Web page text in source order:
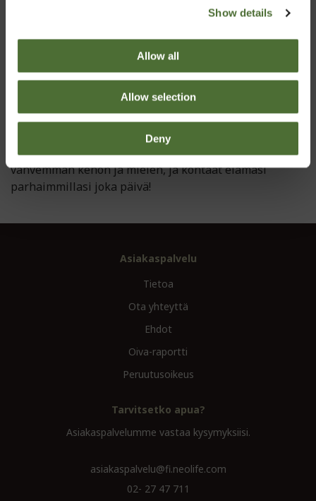
Show details
Allow all
Allow selection
Deny
Harrasta liikuntaa josta pidät. Saat siitä energiaa sekä
vahvemman kehon ja mielen, ja kohtaat elämäsi
parhaimmillasi joka päivä!
Asiakaspalvelu
Tietoa
Ota yhteyttä
Ehdot
Oiva-raportti
Peruutusoikeus
Tarvitsetko apua?
Asiakaspalvelumme vastaa kysymyksiisi.
asiakaspalvelu@fi.neolife.com
02- 27 47 711